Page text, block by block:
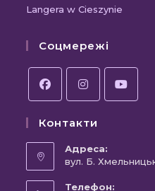
Langera w Cieszynie
Соцмережі
в
новій
вкладці
в
новій
вкладці
новій
вкладці
Контакти
Адреса:
вул. Б.
Телефон: